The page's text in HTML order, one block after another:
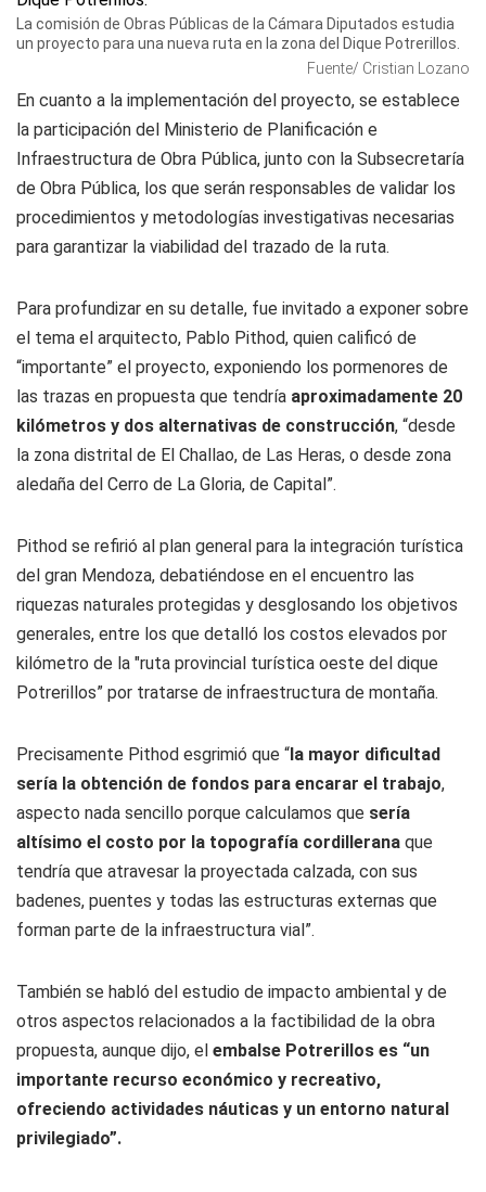
La comisión de Obras Públicas de la Cámara Diputados estudia
un proyecto para una nueva ruta en la zona del Dique Potrerillos.
Fuente/ Cristian Lozano
En cuanto a la implementación del proyecto, se establece
la participación del Ministerio de Planificación e
Infraestructura de Obra Pública, junto con la Subsecretaría
de Obra Pública, los que serán responsables de validar los
procedimientos y metodologías investigativas necesarias
para garantizar la viabilidad del trazado de la ruta.
Para profundizar en su detalle, fue invitado a exponer sobre
el tema el arquitecto, Pablo Pithod, quien calificó de
“importante” el proyecto, exponiendo los pormenores de
las trazas en propuesta que tendría aproximadamente 20
kilómetros y dos alternativas de construcción, “desde
la zona distrital de El Challao, de Las Heras, o desde zona
aledaña del Cerro de La Gloria, de Capital”.
Pithod se refirió al plan general para la integración turística
del gran Mendoza, debatiéndose en el encuentro las
riquezas naturales protegidas y desglosando los objetivos
generales, entre los que detalló los costos elevados por
kilómetro de la "ruta provincial turística oeste del dique
Potrerillos” por tratarse de infraestructura de montaña.
Precisamente Pithod esgrimió que “la mayor dificultad
sería la obtención de fondos para encarar el trabajo,
aspecto nada sencillo porque calculamos que sería
altísimo el costo por la topografía cordillerana que
tendría que atravesar la proyectada calzada, con sus
badenes, puentes y todas las estructuras externas que
forman parte de la infraestructura vial”.
También se habló del estudio de impacto ambiental y de
otros aspectos relacionados a la factibilidad de la obra
propuesta, aunque dijo, el embalse Potrerillos es “un
importante recurso económico y recreativo,
ofreciendo actividades náuticas y un entorno natural
privilegiado”.